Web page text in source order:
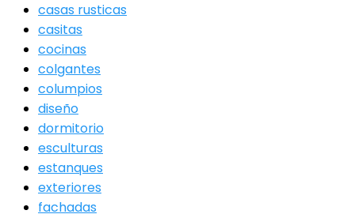
casas rusticas
casitas
cocinas
colgantes
columpios
diseño
dormitorio
esculturas
estanques
exteriores
fachadas